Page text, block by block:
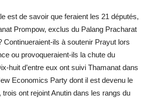
est de savoir que feraient les 21 députés,
Prompow, exclus du Palang Pracharat
Continueraient-ils à soutenir Prayut lors
ou provoqueraient-ils la chute du
huit d’entre eux ont suivi Thamanat dans
Economics Party dont il est devenu le
ont rejoint Anutin dans les rangs du